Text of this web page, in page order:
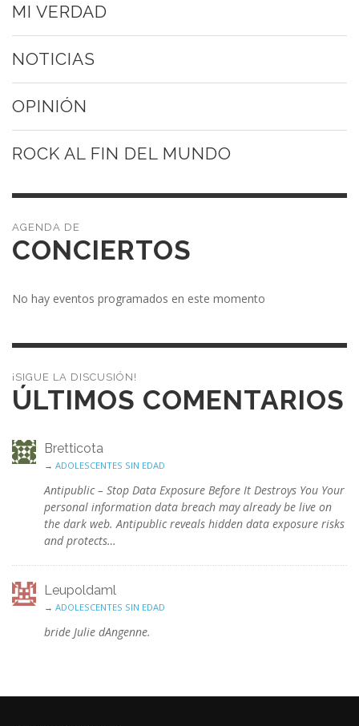
MI VERDAD
NOTICIAS
OPINIÓN
ROCK AL FIN DEL MUNDO
CONCIERTOS
No hay eventos programados en este momento
¡SIGUE LA DISCUSIÓN!
ÚLTIMOS COMENTARIOS
Bretticota
→ ADOLESCENTES SIN EDAD
Antipublic – Stop Data Exposure Before It Destroys You Your
personal information data breach may already be live on
the dark web. Antipublic reveals hidden data exposure risks
and protects…
Leupoldaml
→ ADOLESCENTES SIN EDAD
bride Julie dAngenne.